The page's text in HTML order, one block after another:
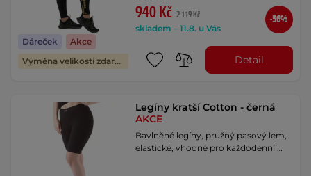
Dáreček
Akce
Výměna velikosti zdarma
940 Kč 2 119 Kč
skladem – 11.8. u Vás
-56%
Detail
Legíny kratší Cotton - černá
AKCE
Bavlněné legíny, pružný pasový lem,
elastické, vhodné pro každodenní …